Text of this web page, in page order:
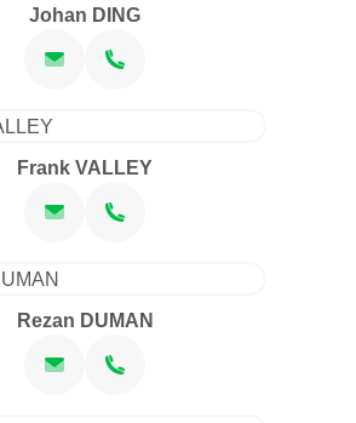
Johan DING
Frank VALLEY
Rezan DUMAN